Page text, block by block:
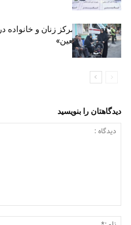
روایت حضور مرکز زنان و خانواده در
«جاماندگان اربعین»
دیدگاهتان را بنویسید